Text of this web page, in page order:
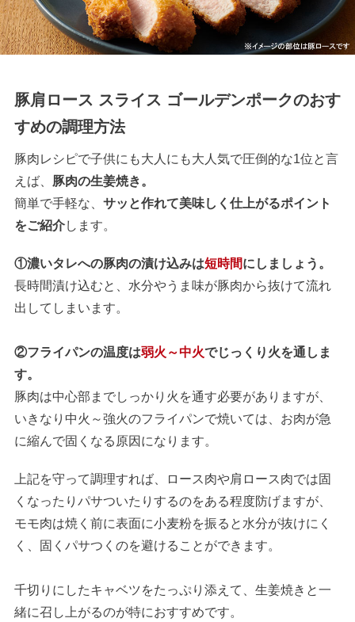
豚肩ロース スライス ゴールデンポークのおす
すめの調理方法
豚肉レシピで子供にも大人にも大人気で圧倒的な1位と言
えば、 豚肉の生姜焼き。
簡単で手軽な、 サッと作れて美味しく仕上がるポイント
をご紹介します。
①濃いタレへの豚肉の漬け込みは短時間にしましょう。
長時間漬け込むと、水分やうま味が豚肉から抜けて流れ
出してしまいます。
②フライパンの温度は弱火～中火でじっくり火を通しま
す。
豚肉は中心部までしっかり火を通す必要がありますが、
いきなり中火～強火のフライパンで焼いては、お肉が急
に縮んで固くなる原因になります。
上記を守って調理すれば、ロース肉や肩ロース肉では固
くなったりパサついたりするのをある程度防げますが、
モモ肉は焼く前に表面に小麦粉を振ると水分が抜けにく
く、固くパサつくのを避けることができます。
千切りにしたキャベツをたっぷり添えて、生姜焼きと一
緒に召し上がるのが特におすすめです。